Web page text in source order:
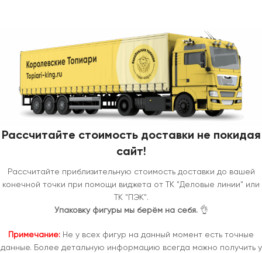
Рассчитайте стоимость доставки не покидая
сайт!
Рассчитайте приблизительную стоимость доставки до вашей
конечной точки при помощи виджета от ТК "Деловые линии" или
ТК "ПЭК".
Упаковку фигуры мы берём на себя.👌
Примечание: Не у всех фигур на данный момент есть точные
данные. Более детальную информацию всегда можно получить у